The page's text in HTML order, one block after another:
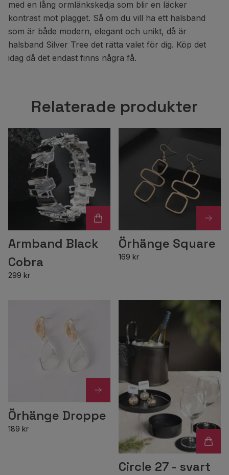
med en lång ormlänkskedja som blir en läcker
kontrast mot plagget. Så om du vill ha ett halsband
som är både modern, elegant och unikt, då är
halsband Silver Tree det rätta valet för dig. Köp det
idag då det endast finns några få.
Relaterade produkter
Armband Black
Cobra
299 kr
Örhänge Square
169 kr
Örhänge Droppe
189 kr
Circle 27 - svart